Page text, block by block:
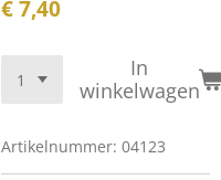
€ 7,40
In
winkelwagen
Artikelnummer: 04123